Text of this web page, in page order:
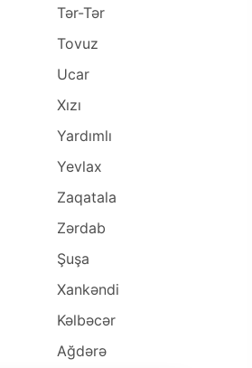
Tər-Tər
Tovuz
Ucar
Xızı
Yardımlı
Yevlax
Zaqatala
Zərdab
Şuşa
Xankəndi
Kəlbəcər
Ağdərə